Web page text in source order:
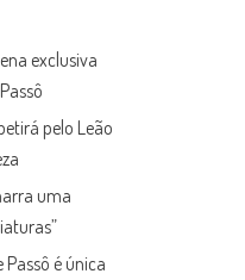
exclusiva
pelo Leão
uma
Passô é única